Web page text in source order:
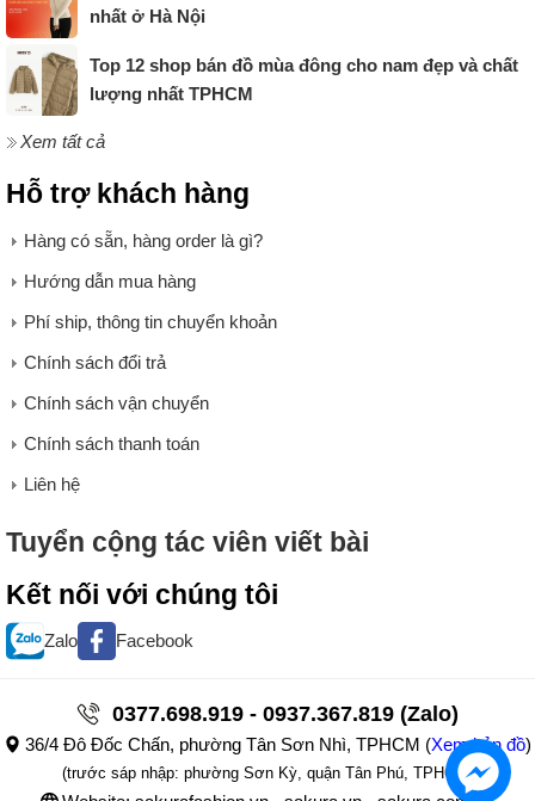
nhất ở Hà Nội
Top 12 shop bán đồ mùa đông cho nam đẹp và chất
lượng nhất TPHCM
Xem tất cả
Hỗ trợ khách hàng
Hàng có sẵn, hàng order là gì?
Hướng dẫn mua hàng
Phí ship, thông tin chuyển khoản
Chính sách đổi trả
Chính sách vận chuyển
Chính sách thanh toán
Liên hệ
Tuyển cộng tác viên viết bài
Kết nối với chúng tôi
Zalo Facebook
0377.698.919 - 0937.367.819 (Zalo)
36/4 Đô Đốc Chấn, phường Tân Sơn Nhì, TPHCM (Xem bản đồ)
(trước sáp nhập: phường Sơn Kỳ, quận Tân Phú, TPHCM)